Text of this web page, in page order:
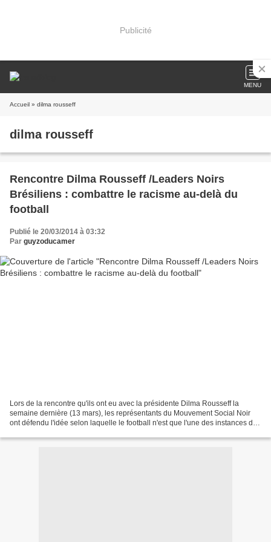
Publicité
MENU
Accueil » dilma rousseff
dilma rousseff
Rencontre Dilma Rousseff /Leaders Noirs
Brésiliens : combattre le racisme au-delà du
football
Publié le 20/03/2014 à 03:32
Par guyzoducamer
Lors de la rencontre qu'ils ont eu avec la présidente Dilma Rousseff la
semaine dernière (13 mars), les représentants du Mouvement Social Noir
ont défendu l'idée selon laquelle le football n'est que l'une des instances de